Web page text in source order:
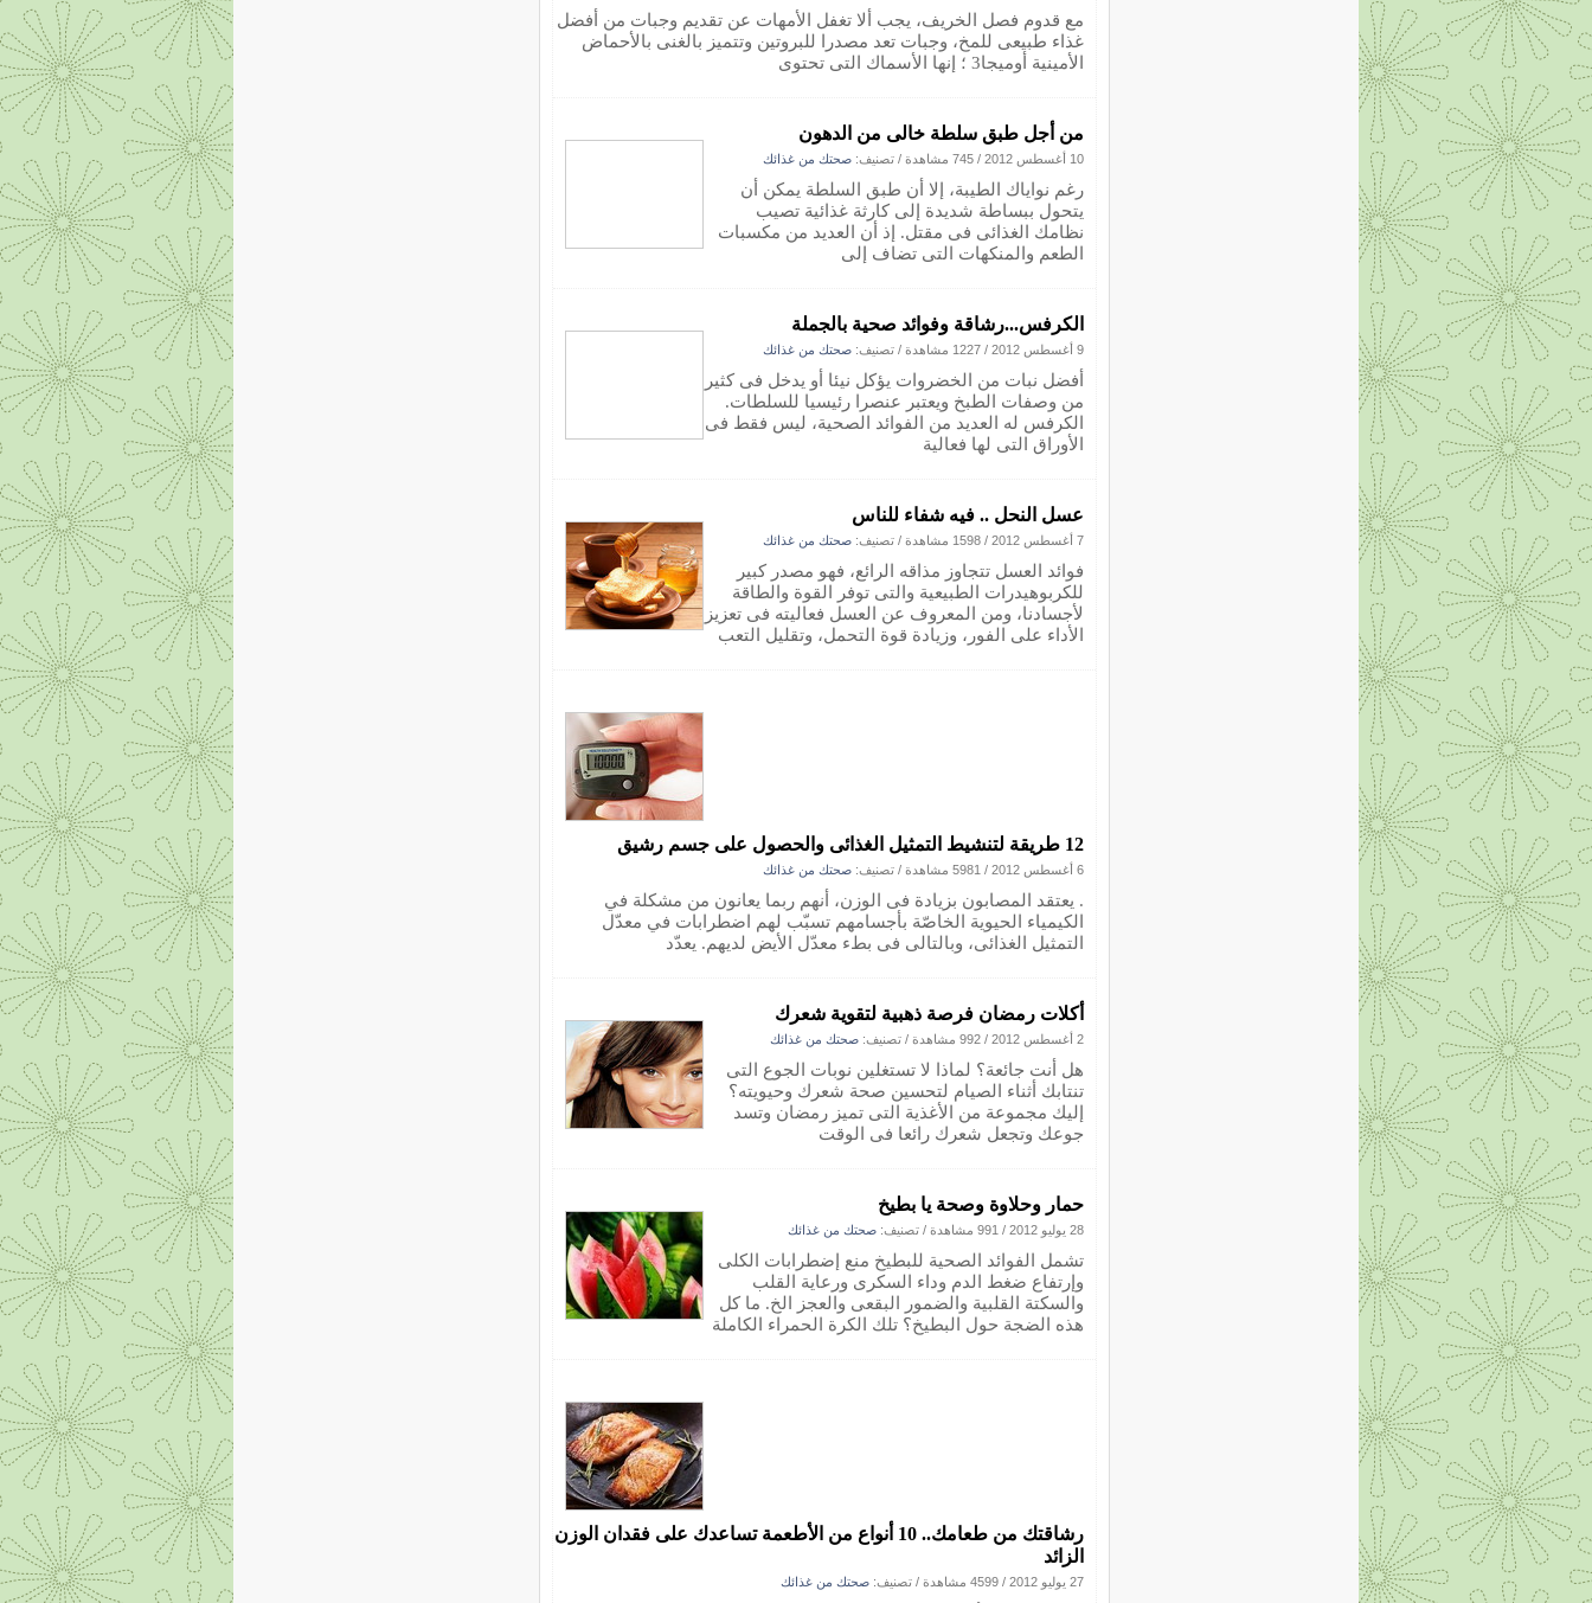
مع قدوم فصل الخريف، يجب ألا تغفل الأمهات عن تقديم وجبات من أفضل
غذاء طبيعى للمخ، وجبات تعد مصدرا للبروتين وتتميز بالغنى بالأحماض
الأمينية أوميجا3 ؛ إنها الأسماك التى تحتوى
من أجل طبق سلطة خالى من الدهون
10 أغسطس 2012 / 745 مشاهدة / تصنيف: صحتك من غذائك
رغم نواياك الطيبة، إلا أن طبق السلطة يمكن أن
يتحول ببساطة شديدة إلى كارثة غذائية تصيب
نظامك الغذائى فى مقتل. إذ أن العديد من مكسبات
الطعم والمنكهات التى تضاف إلى
الكرفس...رشاقة وفوائد صحية بالجملة
9 أغسطس 2012 / 1227 مشاهدة / تصنيف: صحتك من غذائك
أفضل نبات من الخضروات يؤكل نيئا أو يدخل فى كثير
من وصفات الطبخ ويعتبر عنصرا رئيسيا للسلطات.
الكرفس له العديد من الفوائد الصحية، ليس فقط فى
الأوراق التى لها فعالية
عسل النحل .. فيه شفاء للناس
7 أغسطس 2012 / 1598 مشاهدة / تصنيف: صحتك من غذائك
فوائد العسل تتجاوز مذاقه الرائع، فهو مصدر كبير
للكربوهيدرات الطبيعية والتى توفر القوة والطاقة
لأجسادنا، ومن المعروف عن العسل فعاليته فى تعزيز
الأداء على الفور، وزيادة قوة التحمل، وتقليل التعب
12 طريقة لتنشيط التمثيل الغذائى والحصول على جسم رشيق
6 أغسطس 2012 / 5981 مشاهدة / تصنيف: صحتك من غذائك
. يعتقد المصابون بزيادة فى الوزن، أنهم ربما يعانون من مشكلة في
الكيمياء الحيوية الخاصّة بأجسامهم تسبّب لهم اضطرابات في معدّل
التمثيل الغذائى، وبالتالى فى بطء معدّل الأيض لديهم. يعدّد
أكلات رمضان فرصة ذهبية لتقوية شعرك
2 أغسطس 2012 / 992 مشاهدة / تصنيف: صحتك من غذائك
هل أنت جائعة؟ لماذا لا تستغلين نوبات الجوع التى
تنتابك أثناء الصيام لتحسين صحة شعرك وحيويته؟
إليك مجموعة من الأغذية التى تميز رمضان وتسد
جوعك وتجعل شعرك رائعا فى الوقت
حمار وحلاوة وصحة يا بطيخ
28 يوليو 2012 / 991 مشاهدة / تصنيف: صحتك من غذائك
تشمل الفوائد الصحية للبطيخ منع إضطرابات الكلى
وإرتفاع ضغط الدم وداء السكرى ورعاية القلب
والسكتة القلبية والضمور البقعى والعجز الخ. ما كل
هذه الضجة حول البطيخ؟ تلك الكرة الحمراء الكاملة
رشاقتك من طعامك.. 10 أنواع من الأطعمة تساعدك على فقدان الوزن
الزائد
27 يوليو 2012 / 4599 مشاهدة / تصنيف: صحتك من غذائك